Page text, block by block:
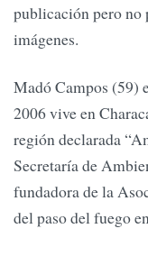
publicación pero no
imágenes.
Madó Campos (59)
2006 vive en
región declarada
Secretaría de
fundadora de la
del paso del fuego